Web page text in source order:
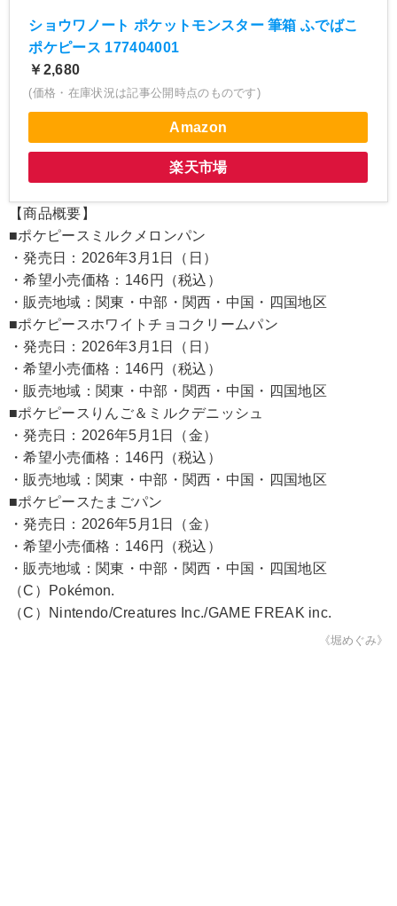
ショウワノート ポケットモンスター 筆箱 ふでばこ
ポケピース 177404001
￥2,680
(価格・在庫状況は記事公開時点のものです)
Amazon
楽天市場
【商品概要】
■ポケピースミルクメロンパン
・発売日：2026年3月1日（日）
・希望小売価格：146円（税込）
・販売地域：関東・中部・関西・中国・四国地区
■ポケピースホワイトチョコクリームパン
・発売日：2026年3月1日（日）
・希望小売価格：146円（税込）
・販売地域：関東・中部・関西・中国・四国地区
■ポケピースりんご＆ミルクデニッシュ
・発売日：2026年5月1日（金）
・希望小売価格：146円（税込）
・販売地域：関東・中部・関西・中国・四国地区
■ポケピースたまごパン
・発売日：2026年5月1日（金）
・希望小売価格：146円（税込）
・販売地域：関東・中部・関西・中国・四国地区
（C）Pokémon.
（C）Nintendo/Creatures Inc./GAME FREAK inc.
《堀めぐみ》